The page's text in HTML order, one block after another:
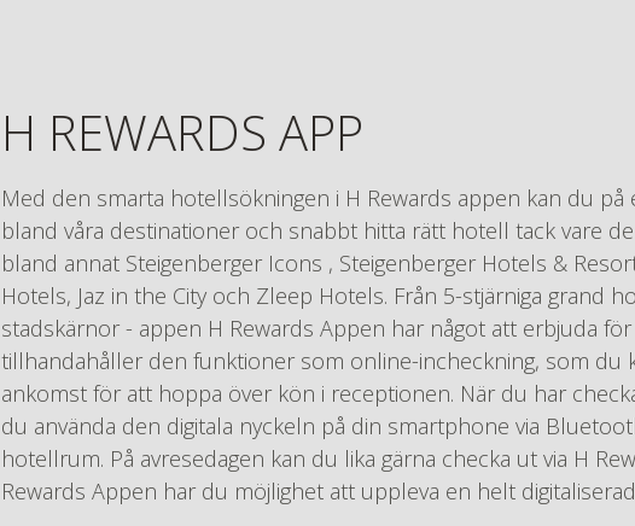
H REWARDS APP
Med den smarta hotellsökningen i H Rewards appen kan du
bland våra destinationer och snabbt hitta rätt hotell tack vare
bland annat Steigenberger Icons , Steigenberger Hotels &
Hotels, Jaz in the City och Zleep Hotels. Från 5-stjärniga grand
stadskärnor - appen H Rewards Appen har något att erbjuda
tillhandahåller den funktioner som online-incheckning, som du
ankomst för att hoppa över kön i receptionen. När du har
du använda den digitala nyckeln på din smartphone via
hotellrum. På avresedagen kan du lika gärna checka ut via H
Rewards Appen har du möjlighet att uppleva en helt